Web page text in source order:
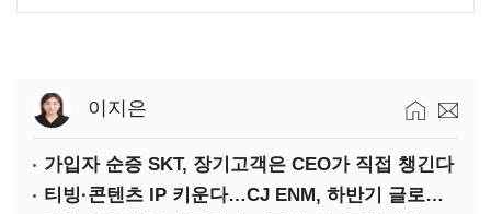
이지은
가입자 순증 SKT, 장기고객은 CEO가 직접 챙긴다
티빙·콘텐츠 IP 키운다…CJ ENM, 하반기 글로벌 확장 가속